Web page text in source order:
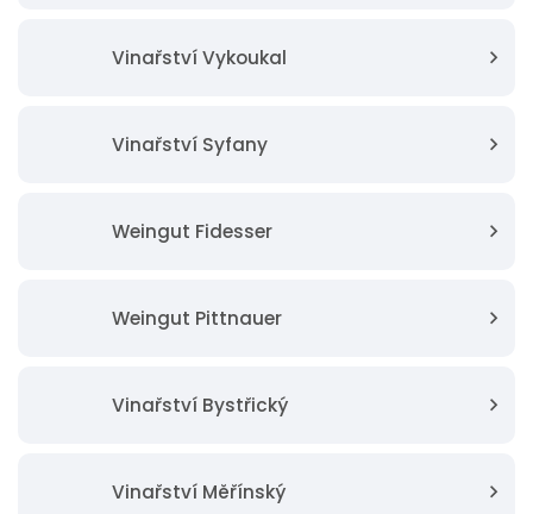
Vinařství Vykoukal
Vinařství Syfany
Weingut Fidesser
Weingut Pittnauer
Vinařství Bystřický
Vinařství Měřínský